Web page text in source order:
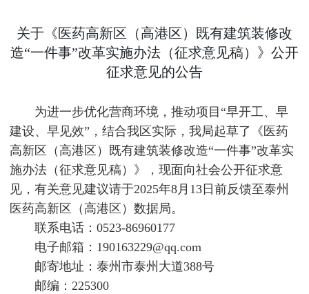
关于《医药高新区（高港区）既有建筑装修改
造“一件事”改革实施办法（征求意见稿）》公开
征求意见的公告
为进一步优化营商环境，推动项目“早开工、早
建设、早见效”，结合我区实际，我局起草了《医药
高新区（高港区）既有建筑装修改造“一件事”改革实
施办法（征求意见稿）》，现面向社会公开征求意
见，有关意见建议请于2025年8月13日前反馈至泰州
医药高新区（高港区）数据局。
联系电话：0523-86960177
电子邮箱：190163229@qq.com
邮寄地址：泰州市泰州大道388号
邮编：225300